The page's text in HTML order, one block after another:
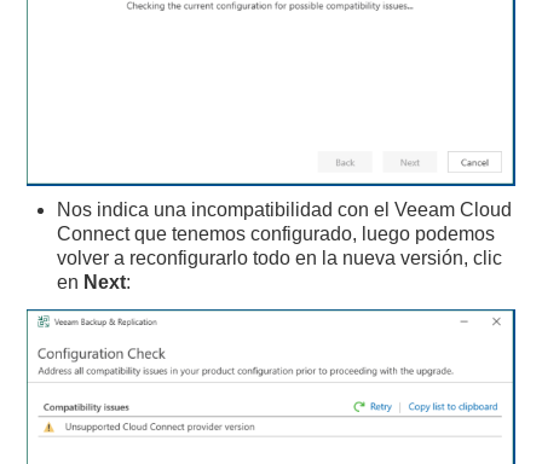
Nos indica una incompatibilidad con el Veeam Cloud
Connect que tenemos configurado, luego podemos
volver a reconfigurarlo todo en la nueva versión, clic
en Next: